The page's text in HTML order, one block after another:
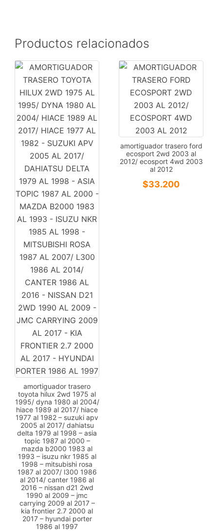
Productos relacionados
amortiguador trasero
toyota hilux 2wd 1975 al
1995/ dyna 1980 al 2004/
hiace 1989 al 2017/ hiace
1977 al 1982 – suzuki apv
2005 al 2017/ dahiatsu
delta 1979 al 1998 – asia
topic 1987 al 2000 –
mazda b2000 1983 al
1993 – isuzu nkr 1985 al
1998 – mitsubishi rosa
1987 al 2007/ l300 1986
al 2014/ canter 1986 al
2016 – nissan d21 2wd
1990 al 2009 – jmc
carrying 2009 al 2017 –
kia frontier 2.7 2000 al
2017 – hyundai porter
1986 al 1997
amortiguador trasero ford
ecosport 2wd 2003 al
2012/ ecosport 4wd 2003
al 2012
$33.200